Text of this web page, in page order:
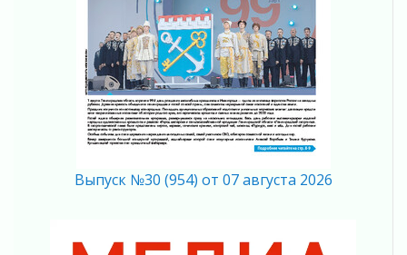
Регион готовится к выборам
04 августа 2026
Никакого принуждения, только письменное
согласие
04 августа 2026
Без риска для здоровья и кошелька
Важная информация
04 августа 2026
Выпуск №30 (954) от 07 августа 2026